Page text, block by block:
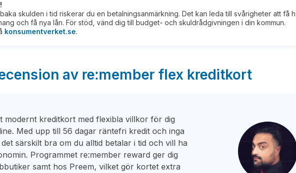
skulden i tid riskerar du en betalningsanmärkning. Det kan leda till svårigheter att få
och få nya lån. För stöd, vänd dig till budget- och skuldrådgivningen i din kommun.
konsumentverket.se.
av re:member flex kreditkort
modernt kreditkort med flexibla villkor för dig
Med upp till 56 dagar räntefri kredit och inga
särskilt bra om du alltid betalar i tid och vill ha
Programmet re:member reward ger dig
samt hos Preem, vilket gör kortet extra